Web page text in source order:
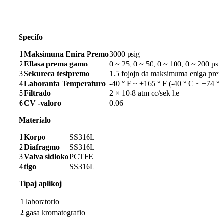
Specifo
1 Maksimuna Enira Premo3000 psig
2Ellasa prema gamo
0 ~ 25, 0 ~ 50, 0 ~ 100, 0 ~ 200
3Sekureca testpremo
1.5 fojojn da maksimuma eniga
4Laboranta Temperaturo -40 ° F ~ +165 ° F (-40 ° C ~ +74
5Filtrado
2 × 10-8 atm cc/sek he
6CV -valoro 0.06
Materialo
1 Korpo
SS316L
2Diafragmo
SS316L
3Valva sidlokoPCTFE
4tigo SS316L
Tipaj aplikoj
1 laboratorio
2 gasa kromatografio